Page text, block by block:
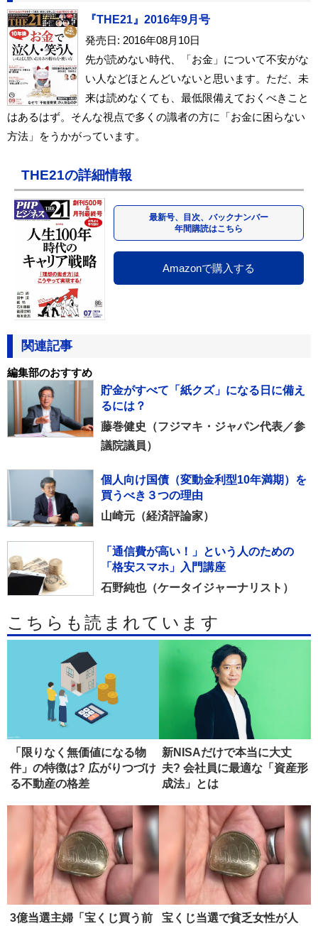
『THE21』2016年9月号
発売日: 2016年08月10日
先が読めない時代、「お金」について不安がな
い人などほとんどいないと思います。ただ、未
来は読めなくても、最低限備えておくべきこと
はあるはず。そんな視点で多くの識者の方に「お金に困らない
方法」をうかがっています。
THE21の詳細情報
最新号、目次、バックナンバー
年間購読はこちら
Amazonで購入する
関連記事
編集部のおすすめ
貯金がすべて「紙クズ」になる日に備え
るには？
藤巻健史（フジマキ・ジャパン代表／参
議院議員）
個人向け国債（変動金利型10年満期）を
買うべき３つの理由
山崎元（経済評論家）
「通信費が高い！」という人のための
「格安スマホ」入門講座
石野純也（ケータイジャーナリスト）
こちらも読まれています
「限りなく無価値になる物
件」の特徴は? 広がりつづけ
る不動産の格差
新NISAだけで本当に大丈
夫? 会社員に最適な「資産形
成法」とは
3億当選主婦「宝くじ買う前
宝くじ当選で貧乏女性が人